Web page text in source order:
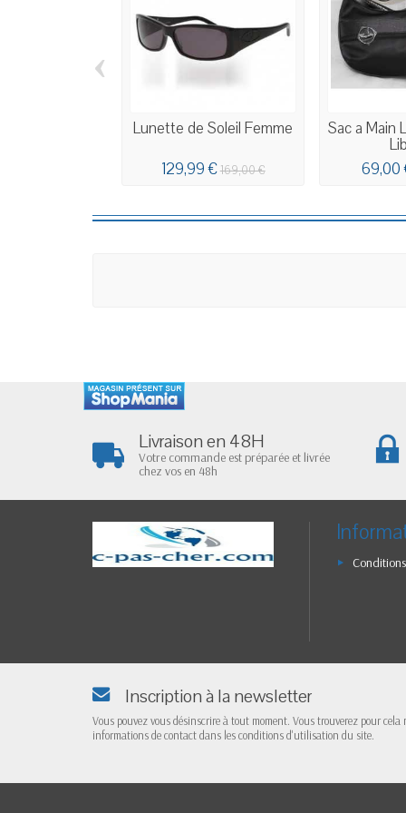
Lunette de Soleil Femme
129,99 €169,00 €
Sac a Main
69,00
‹
Livraison en 48H
Votre commande est préparée et livrée
chez vos en 48h
Inscription à la newsletter
Vous pouvez vous désinscrire à tout moment. Vous trouverez pour cela
informations de contact dans les conditions d'utilisation du site.